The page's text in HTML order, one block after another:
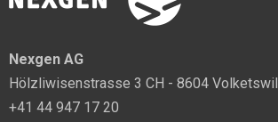
Nexgen AG
Hölzliwisenstrasse 3 CH - 8604 Volketswil
+41 44 947 17 20